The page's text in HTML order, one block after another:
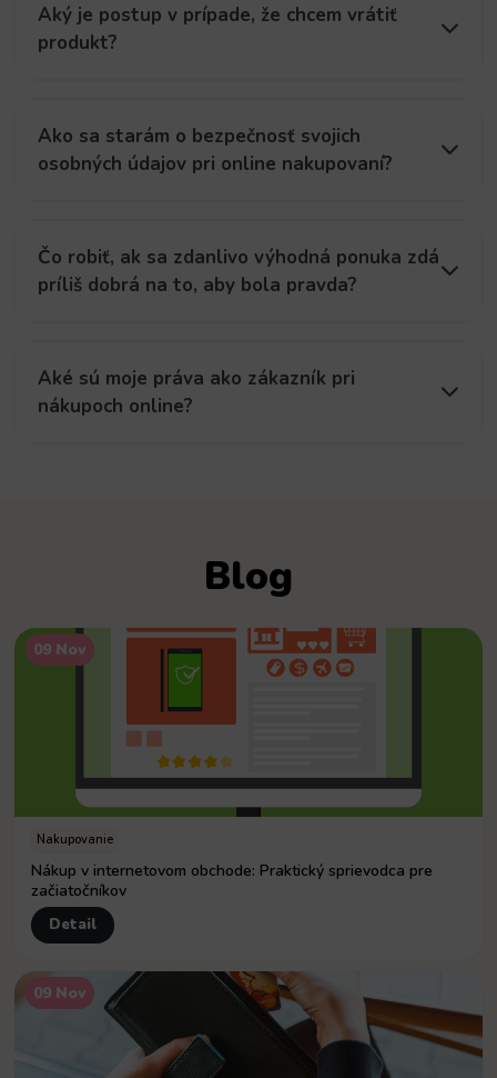
Aký je postup v prípade, že chcem vrátiť
produkt?
Ako sa starám o bezpečnosť svojich
osobných údajov pri online nakupovaní?
Čo robiť, ak sa zdanlivo výhodná ponuka zdá
príliš dobrá na to, aby bola pravda?
Aké sú moje práva ako zákazník pri
nákupoch online?
Blog
09 Nov
Nakupovanie
Nákup v internetovom obchode: Praktický sprievodca pre
začiatočníkov
Detail
09 Nov